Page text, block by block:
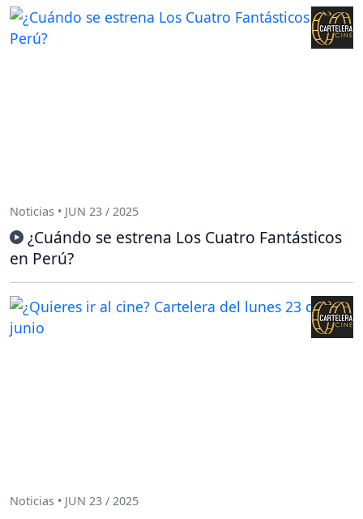
Noticias • JUN 23 / 2025
¿Cuándo se estrena Los Cuatro Fantásticos
en Perú?
Noticias • JUN 23 / 2025